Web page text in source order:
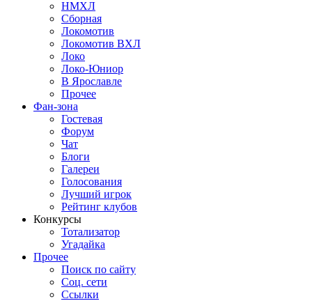
НМХЛ
Сборная
Локомотив
Локомотив ВХЛ
Локо
Локо-Юниор
В Ярославле
Прочее
Фан-зона
Гостевая
Форум
Чат
Блоги
Галереи
Голосования
Лучший игрок
Рейтинг клубов
Конкурсы
Тотализатор
Угадайка
Прочее
Поиск по сайту
Соц. сети
Ссылки